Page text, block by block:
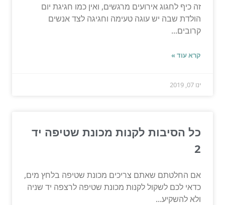
זה כיף לחגוג אירועים מרגשים, ואין כמו חגיגת יום
הולדת שבה יש עוגה טעימה וחגיגה לצד אנשים
קרובים...
קרא עוד »
ינו 07, 2019
כל הסיבות לקנות מכונת שטיפה יד
2
אם החלטתם שאתם צריכים מכונת שטיפה בלחץ מים,
כדאי לכם לשקול לקנות מכונת שטיפה לרצפה יד שניה
ולא להשקיע...